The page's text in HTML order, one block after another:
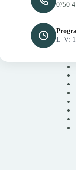
0750
L–V: